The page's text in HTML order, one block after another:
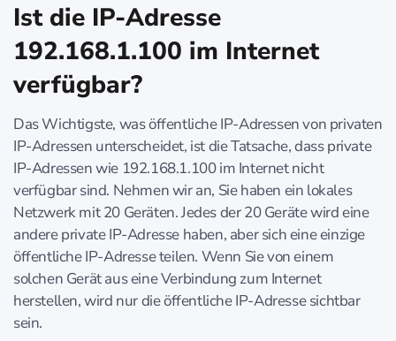
Ist die IP-Adresse
192.168.1.100 im Internet
verfügbar?
Das Wichtigste, was öffentliche IP-Adressen von privaten
IP-Adressen unterscheidet, ist die Tatsache, dass private
IP-Adressen wie 192.168.1.100 im Internet nicht
verfügbar sind. Nehmen wir an, Sie haben ein lokales
Netzwerk mit 20 Geräten. Jedes der 20 Geräte wird eine
andere private IP-Adresse haben, aber sich eine einzige
öffentliche IP-Adresse teilen. Wenn Sie von einem
solchen Gerät aus eine Verbindung zum Internet
herstellen, wird nur die öffentliche IP-Adresse sichtbar
sein.